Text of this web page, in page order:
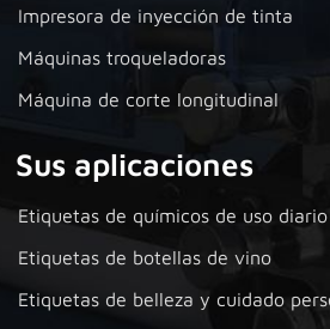
Impresora de inyección de tinta
Máquinas troqueladoras
Máquina de corte longitudinal
Sus aplicaciones
Etiquetas de químicos de uso diario
Etiquetas de botellas de vino
Etiquetas de belleza y cuidado